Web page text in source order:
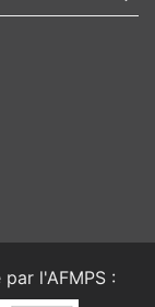
par l'AFMPS :